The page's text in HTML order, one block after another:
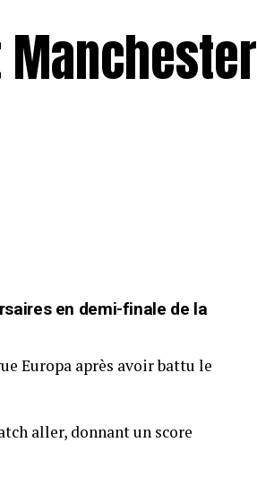
en demi-finale de la
Europa après avoir battu le
aller, donnant un score